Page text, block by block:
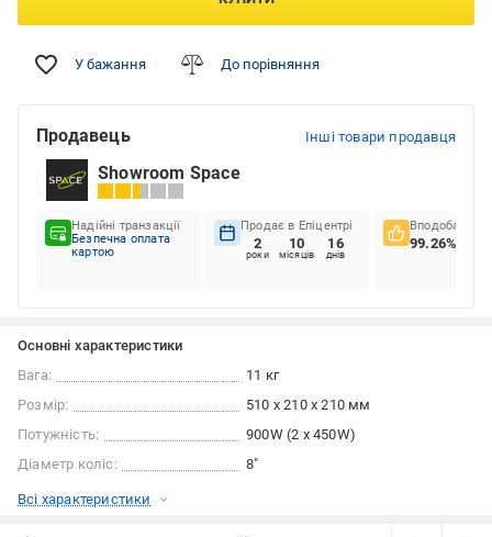
У бажання До порівняння
Продавець Інші товари продавця
Showroom Space
Надійні транзакції
Безпечна оплата
картою
Продає в Епіцентрі
2
роки
10
місяців
16
днів
Вподобання
99.26%
Основні характеристики
Вага:
11 кг
Розмір:
510 x 210 x 210 мм
Потужність:
900W (2 x 450W)
Діаметр коліс:
8"
Всі характеристики